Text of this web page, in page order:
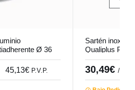
Ø 36
45,13€ P.V.P.
Sartén inox Ø
Qualiplus
30,49€ /